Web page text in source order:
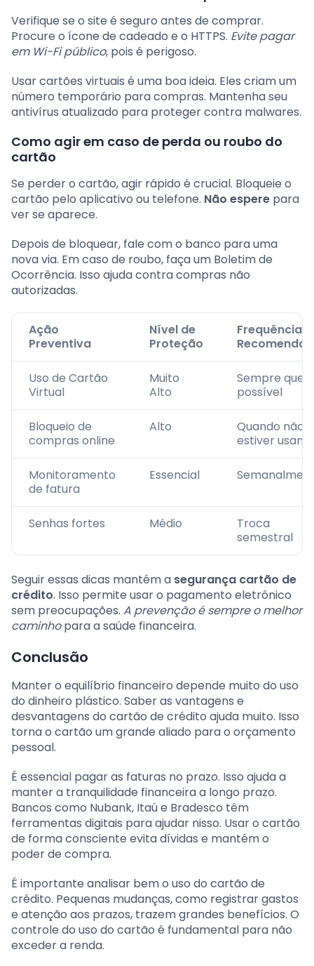
Verifique se o site é seguro antes de comprar.
Procure o ícone de cadeado e o HTTPS. Evite pagar
em Wi-Fi público, pois é perigoso.
Usar cartões virtuais é uma boa ideia. Eles criam um
número temporário para compras. Mantenha seu
antivírus atualizado para proteger contra malwares.
Como agir em caso de perda ou roubo do
cartão
Se perder o cartão, agir rápido é crucial. Bloqueie o
cartão pelo aplicativo ou telefone. Não espere para
ver se aparece.
Depois de bloquear, fale com o banco para uma
nova via. Em caso de roubo, faça um Boletim de
Ocorrência. Isso ajuda contra compras não
autorizadas.
Ação
Preventiva
Nível de
Proteção
Frequência
Uso de Cartão
Virtual
Muito
Alto
Sempre que
possível
Bloqueio de
compras online
Alto
Quando não
estiver
Monitoramento
de fatura
Essencial
Senhas fortes Médio
Troca
semestral
Seguir essas dicas mantém a segurança cartão de
crédito. Isso permite usar o pagamento eletrônico
sem preocupações. A prevenção é sempre o melhor
caminhopara a saúde financeira.
Conclusão
Manter o equilíbrio financeiro depende muito do uso
do dinheiro plástico. Saber as vantagens e
desvantagens do cartão de crédito ajuda muito. Isso
torna o cartão um grande aliado para o orçamento
pessoal.
É essencial pagar as faturas no prazo. Isso ajuda a
manter a tranquilidade financeira a longo prazo.
Bancos como Nubank, Itaú e Bradesco têm
ferramentas digitais para ajudar nisso. Usar o cartão
de forma consciente evita dívidas e mantém o
poder de compra.
É importante analisar bem o uso do cartão de
crédito. Pequenas mudanças, como registrar gastos
e atenção aos prazos, trazem grandes benefícios. O
controle do uso do cartão é fundamental para não
exceder a renda.